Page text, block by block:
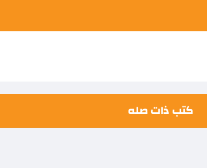
كتب ذات صله